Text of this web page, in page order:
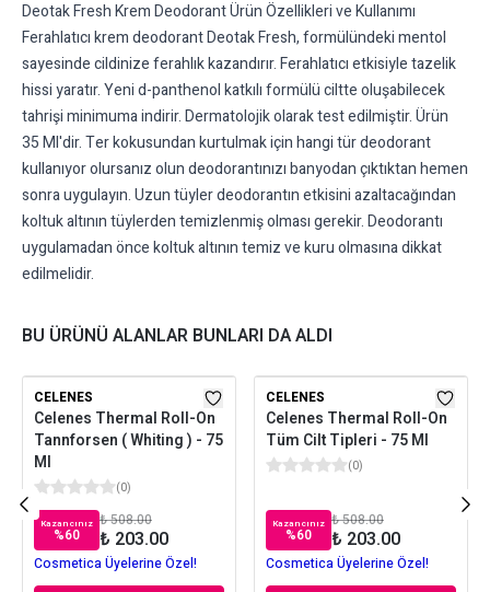
Deotak Fresh Krem Deodorant Ürün Özellikleri ve Kullanımı
Ferahlatıcı krem deodorant Deotak Fresh, formülündeki mentol
sayesinde cildinize ferahlık kazandırır. Ferahlatıcı etkisiyle tazelik
hissi yaratır. Yeni d-panthenol katkılı formülü ciltte oluşabilecek
tahrişi minimuma indirir. Dermatolojik olarak test edilmiştir. Ürün
35 Ml'dir. Ter kokusundan kurtulmak için hangi tür deodorant
kullanıyor olursanız olun deodorantınızı banyodan çıktıktan hemen
sonra uygulayın. Uzun tüyler deodorantın etkisini azaltacağından
koltuk altının tüylerden temizlenmiş olması gerekir. Deodorantı
uygulamadan önce koltuk altının temiz ve kuru olmasına dikkat
edilmelidir.
BU ÜRÜNÜ ALANLAR BUNLARI DA ALDI
CELENES
Celenes Thermal Roll-On
Tannforsen ( Whiting ) - 75
Ml
(0)
Kazancınız
%60
₺ 508.00
₺ 203.00
Cosmetica Üyelerine Özel!
CELENES
Celenes Thermal Roll-On
Tüm Cilt Tipleri - 75 Ml
(0)
Kazancınız
%60
₺ 508.00
₺ 203.00
Cosmetica Üyelerine Özel!